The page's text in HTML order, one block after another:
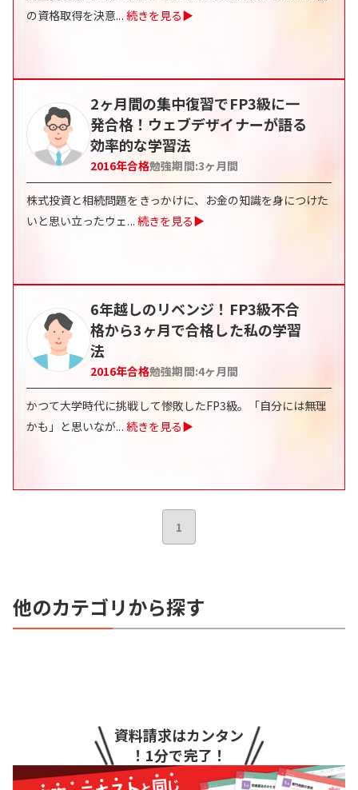
の資格取得を決意... 続きを見る▶
2ヶ月間の集中復習でFP3級に一
発合格！ウェブデザイナーが語る
効率的な学習法
2016年合格勉強期間:3ヶ月間
株式投資と相続問題をきっかけに、お金の知識を身につけた
いと思い立ったウェ... 続きを見る▶
6年越しのリベンジ！FP3級不合
格から3ヶ月で合格した私の学習
法
2016年合格勉強期間:4ヶ月間
かつて大学時代に挑戦して惨敗したFP3級。「自分には無理
かも」と思いなが... 続きを見る▶
1
他のカテゴリから探す
資料請求はカンタン
！1分で完了！